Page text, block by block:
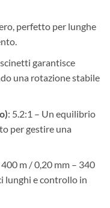
perfetto per lunghe
garantisce
una rotazione stabile
: 5.2:1 – Un equilibrio
per gestire una
m / 0,20 mm – 340
lunghi e controllo in